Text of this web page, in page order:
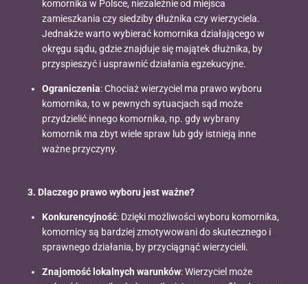
komornika w Polsce, niezależnie od miejsca
zamieszkania czy siedziby dłużnika czy wierzyciela.
Jednakże warto wybierać komornika działającego w
okręgu sądu, gdzie znajduje się majątek dłużnika, by
przyspieszyć i usprawnić działania egzekucyjne.
Ograniczenia: Chociaż wierzyciel ma prawo wyboru
komornika, to w pewnych sytuacjach sąd może
przydzielić innego komornika, np. gdy wybrany
komornik ma zbyt wiele spraw lub gdy istnieją inne
ważne przyczyny.
3. Dlaczego prawo wyboru jest ważne?
Konkurencyjność: Dzięki możliwości wyboru komornika,
komornicy są bardziej zmotywowani do skutecznego i
sprawnego działania, by przyciągnąć wierzycieli.
Znajomość lokalnych warunków: Wierzyciel może